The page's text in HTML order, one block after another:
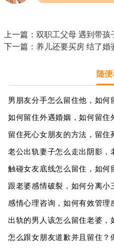
上一篇： 双职工父母 遇到带孩
下一篇： 养儿还要买房 结了婚
随
男朋友分手怎么留住他，如何
如何留住外遇婚姻，如何留住
留住死心女朋友的方法，留住
触碰女友底线怎么留住，如何
跟老婆感情破裂，如何分离小
感情心理咨询，如何有效管理